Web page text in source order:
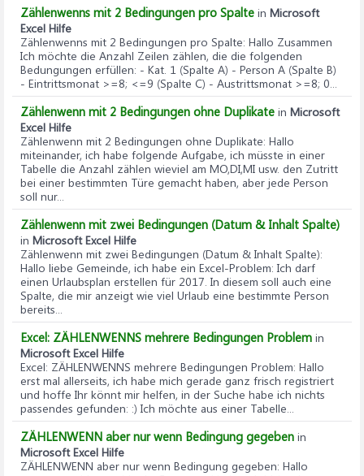
Zählenwenns mit 2 Bedingungen pro Spalte in Microsoft
Excel Hilfe
Zählenwenns mit 2 Bedingungen pro Spalte: Hallo Zusammen
Ich möchte die Anzahl Zeilen zählen, die die folgenden
Bedungungen erfüllen: - Kat. 1 (Spalte A) - Person A (Spalte B)
- Eintrittsmonat >=8; <=9 (Spalte C) - Austrittsmonat >=8; 0...
Zählenwenn mit 2 Bedingungen ohne Duplikate in Microsoft
Excel Hilfe
Zählenwenn mit 2 Bedingungen ohne Duplikate: Hallo
miteinander, ich habe folgende Aufgabe, ich müsste in einer
Tabelle die Anzahl zählen wieviel am MO,DI,MI usw. den Zutritt
bei einer bestimmten Türe gemacht haben, aber jede Person
soll nur...
Zählenwenn mit zwei Bedingungen (Datum & Inhalt Spalte)
in Microsoft Excel Hilfe
Zählenwenn mit zwei Bedingungen (Datum & Inhalt Spalte):
Hallo liebe Gemeinde, ich habe ein Excel-Problem: Ich darf
einen Urlaubsplan erstellen für 2017. In diesem soll auch eine
Spalte, die mir anzeigt wie viel Urlaub eine bestimmte Person
bereits...
Excel: ZÄHLENWENNS mehrere Bedingungen Problem in
Microsoft Excel Hilfe
Excel: ZÄHLENWENNS mehrere Bedingungen Problem: Hallo
erst mal allerseits, ich habe mich gerade ganz frisch registriert
und hoffe Ihr könnt mir helfen, in der Suche habe ich nichts
passendes gefunden: :) Ich möchte aus einer Tabelle...
ZÄHLENWENN aber nur wenn Bedingung gegeben in
Microsoft Excel Hilfe
ZÄHLENWENN aber nur wenn Bedingung gegeben: Hallo